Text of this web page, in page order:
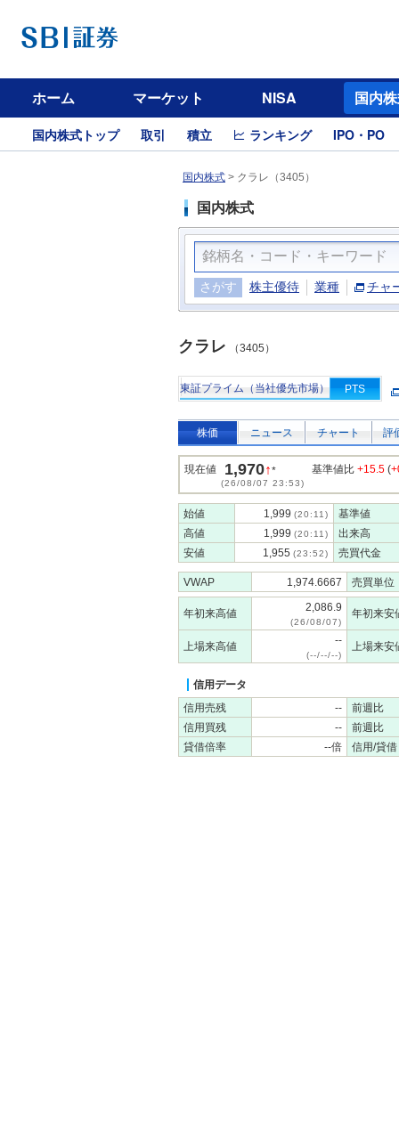
ホーム マーケット NISA 国内
国内株式トップ 取引 積立 ランキング IPO・PO
国内株式 > クラレ（3405）
国内株式
さがす 株主優待 業種 チャ
クラレ （3405）
東証プライム（当社優先市場） PTS
株価 ニュース チャート 評
現在値 1,970↑*
(26/08/07 23:53)
基準値比 +15.5 (
始値 1,999 (20:11)
基準値
高値
1,999 (20:11)
出来高
安値
1,955 (23:52) 売買代金
VWAP 1,974.6667 売買単位
年初来高値 2,086.9
(26/08/07)
年初来安
上場来高値 --
(--/--/--)
上場来安
信用データ
信用売残
--
前週比
信用買残
--
前週比
貸借倍率
--倍 信用/貸借